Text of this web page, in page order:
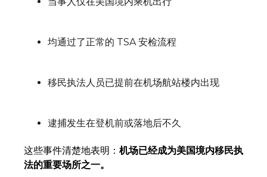
均通过了正常的 TSA 安检流程
移民执法人员已提前在机场航站楼内出现
逮捕发生在登机前或落地后不久
这些事件清楚地表明： 机场已经成为美国境内移民执
法的重要场所之一。